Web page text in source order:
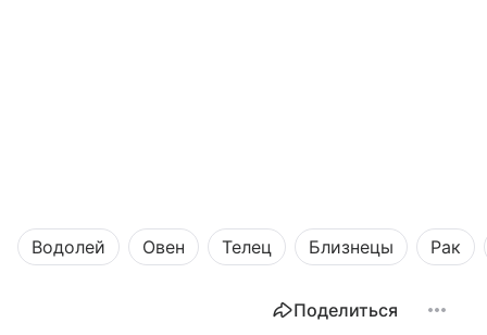
Водолей Овен Телец Близнецы Рак
Поделиться